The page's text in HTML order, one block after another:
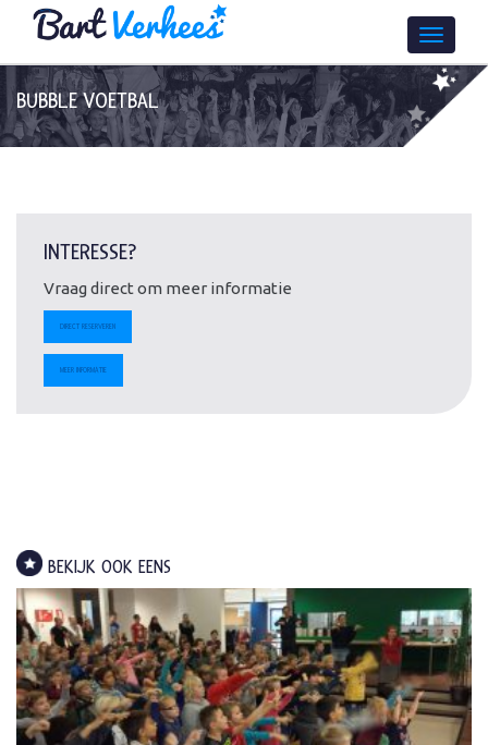
BUBBLE VOETBAL
INTERESSE?
Vraag direct om meer informatie
DIRECT RESERVEREN
MEER INFORMATIE
BEKIJK OOK EENS